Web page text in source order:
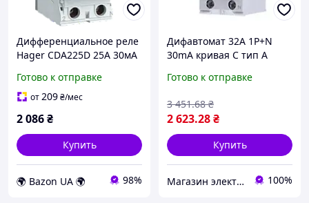
Дифференциальное реле
Hager CDA225D 25А 30мА
Готово к отправке
от209₴/мес
2 086₴
Купить
🌍 Bazon UA 🌍 98%
Дифавтомат 32A 1P+N
30mA кривая С тип А
Готово к отправке
2 623.28₴
3 451.68 ₴
Купить
Магазин электротоваров ASFA 100%